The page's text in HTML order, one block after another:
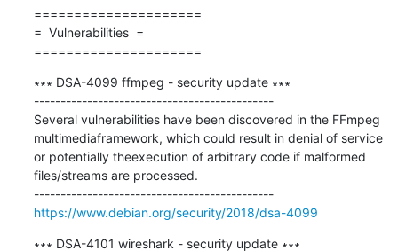
=====================
=  Vulnerabilities  =
=====================
∗∗∗ DSA-4099 ffmpeg - security update ∗∗∗
---------------------------------------------
Several vulnerabilities have been discovered in the FFmpeg
multimediaframework, which could result in denial of service
or potentially theexecution of arbitrary code if malformed
files/streams are processed.
---------------------------------------------
https://www.debian.org/security/2018/dsa-4099
∗∗∗ DSA-4101 wireshark - security update ∗∗∗